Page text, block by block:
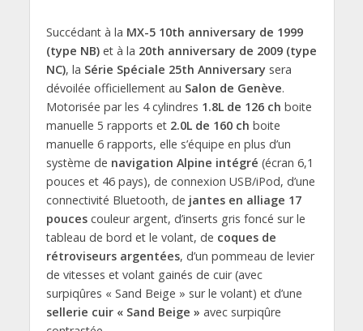
Succédant à la MX-5 10th anniversary de 1999
(type NB)et à la 20th anniversary de 2009 (type
NC), la Série Spéciale 25th Anniversarysera
dévoilée officiellement au Salon de Genève.
Motorisée par les 4 cylindres 1.8L de 126 ch boite
manuelle 5 rapports et 2.0L de 160 ch boite
manuelle 6 rapports, elle s’équipe en plus d’un
système de navigation Alpine intégré (écran 6,1
pouces et 46 pays), de connexion USB/iPod, d’une
connectivité Bluetooth, de jantes en alliage 17
poucescouleur argent, d’inserts gris foncé sur le
tableau de bord et le volant, de coques de
rétroviseurs argentées, d’un pommeau de levier
de vitesses et volant gainés de cuir (avec
surpiqûres « Sand Beige » sur le volant) et d’une
sellerie cuir « Sand Beige » avec surpiqûre